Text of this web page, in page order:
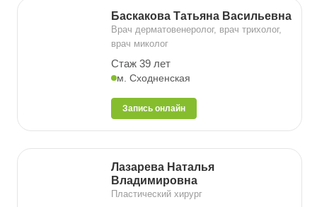
Баскакова Татьяна Васильевна
Врач дерматовенеролог, врач трихолог,
врач миколог
Стаж 39 лет
м. Сходненская
Запись онлайн
Лазарева Наталья
Владимировна
Пластический хирург